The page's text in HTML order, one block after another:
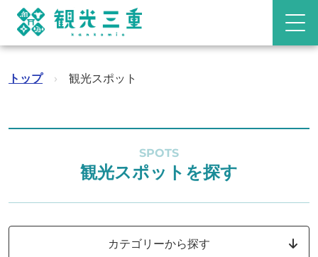
トップ › 観光スポット
SPOTS
観光スポットを探す
カテゴリーから探す